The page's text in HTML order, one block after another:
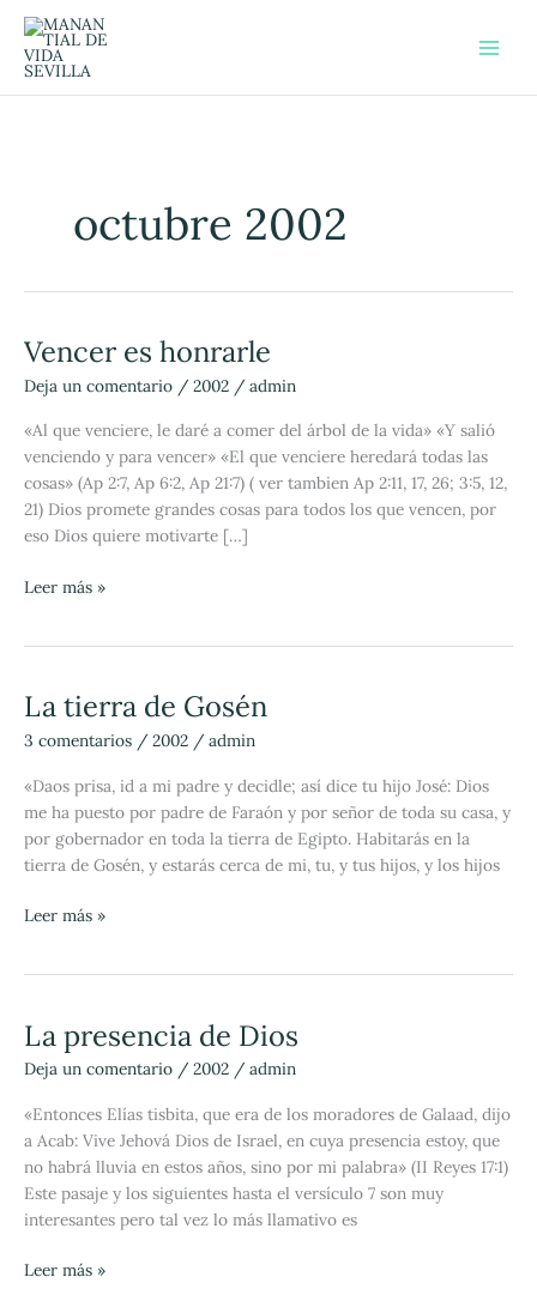
contenido
octubre 2002
Vencer es honrarle
Deja un comentario / 2002 / admin
«Al que venciere, le daré a comer del árbol de la vida» «Y salió
venciendo y para vencer» «El que venciere heredará todas las
cosas» (Ap 2:7, Ap 6:2, Ap 21:7) ( ver tambien Ap 2:11, 17, 26; 3:5, 12,
21) Dios promete grandes cosas para todos los que vencen, por
eso Dios quiere motivarte […]
Vencer
honrarle
Leer más »
La tierra de Gosén
3 comentarios / 2002 / admin
«Daos prisa, id a mi padre y decidle; así dice tu hijo José: Dios
me ha puesto por padre de Faraón y por señor de toda su casa, y
por gobernador en toda la tierra de Egipto. Habitarás en la
tierra de Gosén, y estarás cerca de mi, tu, y tus hijos, y los hijos
La
de
Gosén
Leer más »
La presencia de Dios
Deja un comentario / 2002 / admin
«Entonces Elías tisbita, que era de los moradores de Galaad, dijo
a Acab: Vive Jehová Dios de Israel, en cuya presencia estoy, que
no habrá lluvia en estos años, sino por mi palabra» (II Reyes 17:1)
Este pasaje y los siguientes hasta el versículo 7 son muy
interesantes pero tal vez lo más llamativo es
La
presencia
de
Dios
Leer más »